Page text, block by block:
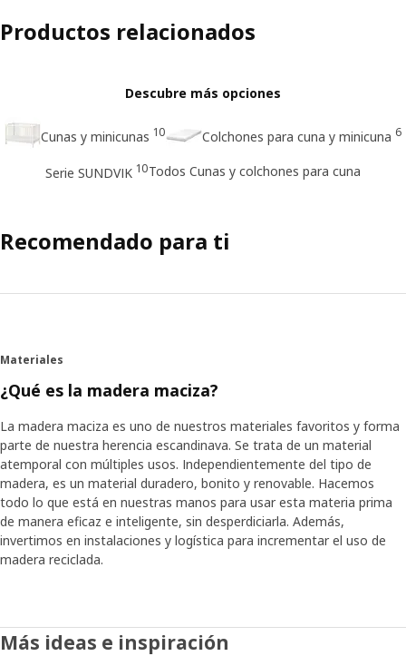
Productos relacionados
Descubre más opciones
Cunas y minicunas 10 Colchones para cuna y minicuna 6
Serie SUNDVIK 10Todos Cunas y colchones para cuna
Recomendado para ti
Materiales
¿Qué es la madera maciza?
La madera maciza es uno de nuestros materiales favoritos y forma
parte de nuestra herencia escandinava. Se trata de un material
atemporal con múltiples usos. Independientemente del tipo de
madera, es un material duradero, bonito y renovable. Hacemos
todo lo que está en nuestras manos para usar esta materia prima
de manera eficaz e inteligente, sin desperdiciarla. Además,
invertimos en instalaciones y logística para incrementar el uso de
madera reciclada.
Más ideas e inspiración